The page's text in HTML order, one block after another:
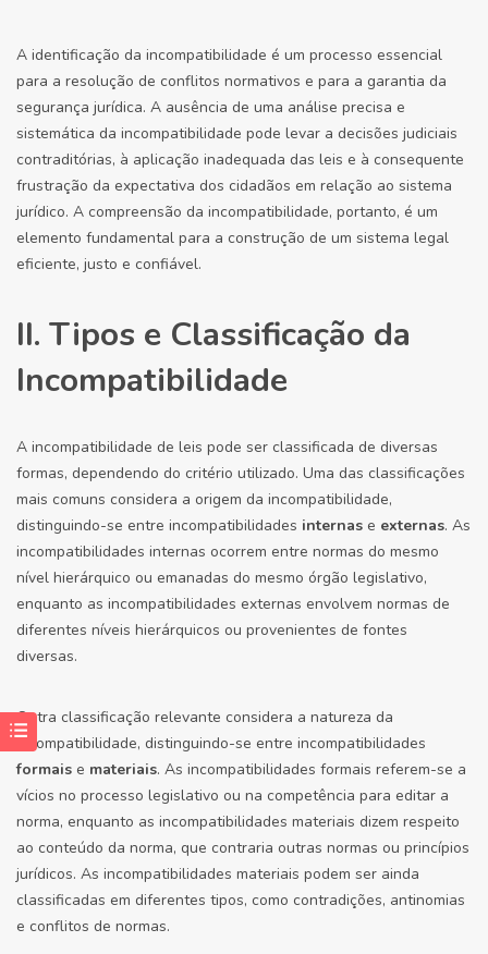
A identificação da incompatibilidade é um processo essencial
para a resolução de conflitos normativos e para a garantia da
segurança jurídica. A ausência de uma análise precisa e
sistemática da incompatibilidade pode levar a decisões judiciais
contraditórias, à aplicação inadequada das leis e à consequente
frustração da expectativa dos cidadãos em relação ao sistema
jurídico. A compreensão da incompatibilidade, portanto, é um
elemento fundamental para a construção de um sistema legal
eficiente, justo e confiável.
II. Tipos e Classificação da
Incompatibilidade
A incompatibilidade de leis pode ser classificada de diversas
formas, dependendo do critério utilizado. Uma das classificações
mais comuns considera a origem da incompatibilidade,
distinguindo-se entre incompatibilidades internas e externas. As
incompatibilidades internas ocorrem entre normas do mesmo
nível hierárquico ou emanadas do mesmo órgão legislativo,
enquanto as incompatibilidades externas envolvem normas de
diferentes níveis hierárquicos ou provenientes de fontes
diversas.
Outra classificação relevante considera a natureza da
incompatibilidade, distinguindo-se entre incompatibilidades
formais e materiais. As incompatibilidades formais referem-se a
vícios no processo legislativo ou na competência para editar a
norma, enquanto as incompatibilidades materiais dizem respeito
ao conteúdo da norma, que contraria outras normas ou princípios
jurídicos. As incompatibilidades materiais podem ser ainda
classificadas em diferentes tipos, como contradições, antinomias
e conflitos de normas.